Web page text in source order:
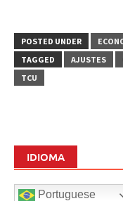
POSTED UNDER
TAGGED
AJUSTES
TCU
IDIOMA
Portuguese